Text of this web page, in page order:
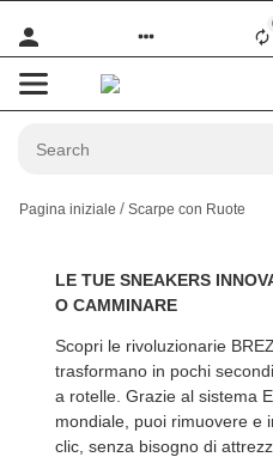
Pagina iniziale Scarpe con Ruote
LE TUE SNEAKERS
O CAMMINARE
Scopri le rivoluzionarie
trasformano in pochi
a rotelle. Grazie al sistema
mondiale, puoi rimuovere e
clic, senza bisogno di